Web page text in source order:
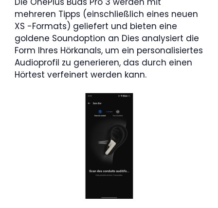
mehreren Tipps (einschließlich eines neuen
XS -Formats) geliefert und bieten eine
goldene Soundoption an Dies analysiert die
Form Ihres Hörkanals, um ein personalisiertes
Audioprofil zu generieren, das durch einen
Hörtest verfeinert werden kann.